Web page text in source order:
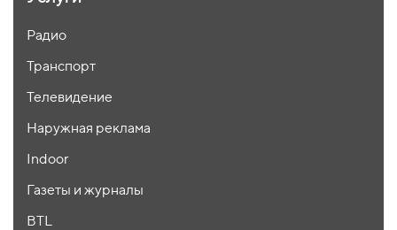
Радио
Транспорт
Телевидение
Наружная реклама
Indoor
Газеты и журналы
BTL